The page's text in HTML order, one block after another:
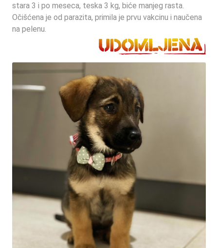
stara 3 i po meseca, teska 3 kg, biće manjeg rasta.
Očišćena je od parazita, primila je prvu vakcinu i naučena
na pelenu.